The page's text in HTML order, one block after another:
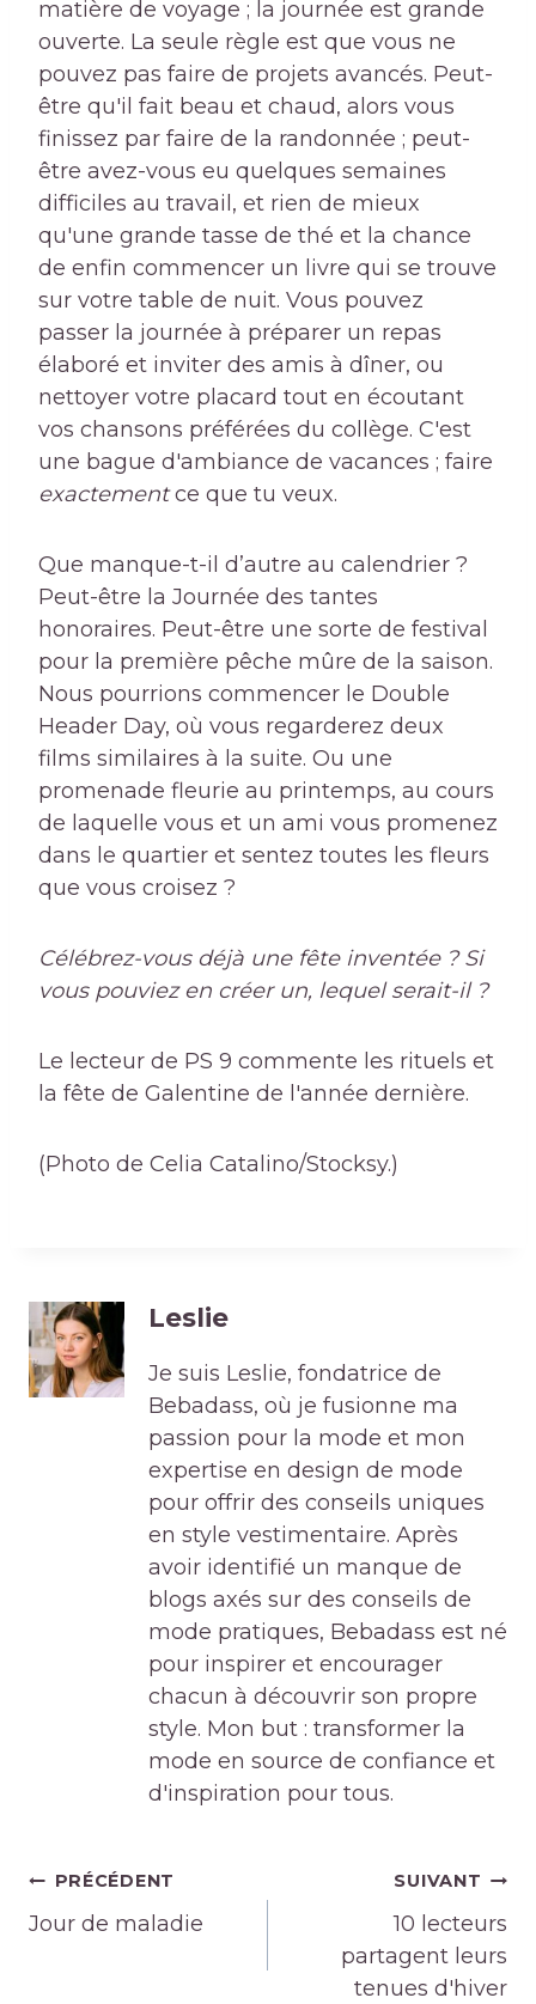
matière de voyage ; la journée est grande
ouverte. La seule règle est que vous ne
pouvez pas faire de projets avancés. Peut-
être qu'il fait beau et chaud, alors vous
finissez par faire de la randonnée ; peut-
être avez-vous eu quelques semaines
difficiles au travail, et rien de mieux
qu'une grande tasse de thé et la chance
de enfin commencer un livre qui se trouve
sur votre table de nuit. Vous pouvez
passer la journée à préparer un repas
élaboré et inviter des amis à dîner, ou
nettoyer votre placard tout en écoutant
vos chansons préférées du collège. C'est
une bague d'ambiance de vacances ; faire
exactementce que tu veux.
Que manque-t-il d’autre au calendrier ?
Peut-être la Journée des tantes
honoraires. Peut-être une sorte de festival
pour la première pêche mûre de la saison.
Nous pourrions commencer le Double
Header Day, où vous regarderez deux
films similaires à la suite. Ou une
promenade fleurie au printemps, au cours
de laquelle vous et un ami vous promenez
dans le quartier et sentez toutes les fleurs
que vous croisez ?
Célébrez-vous déjà une fête inventée ? Si
vous pouviez en créer un, lequel serait-il ?
Le lecteur de PS 9 commente les rituels et
la fête de Galentine de l'année dernière.
(Photo de Celia Catalino/Stocksy.)
Leslie
Je suis Leslie, fondatrice de
Bebadass, où je fusionne ma
passion pour la mode et mon
expertise en design de mode
pour offrir des conseils uniques
en style vestimentaire. Après
avoir identifié un manque de
blogs axés sur des conseils de
mode pratiques, Bebadass est né
pour inspirer et encourager
chacun à découvrir son propre
style. Mon but : transformer la
mode en source de confiance et
d'inspiration pour tous.
Navigation
de
PRÉCÉDENT
Jour de maladie
SUIVANT
10 lecteurs
partagent leurs
tenues d'hiver